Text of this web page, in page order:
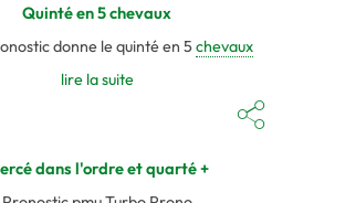
Quinté en 5 chevaux
donne le quinté en 5chevaux
lire la suite
dans l'ordre et quarté +